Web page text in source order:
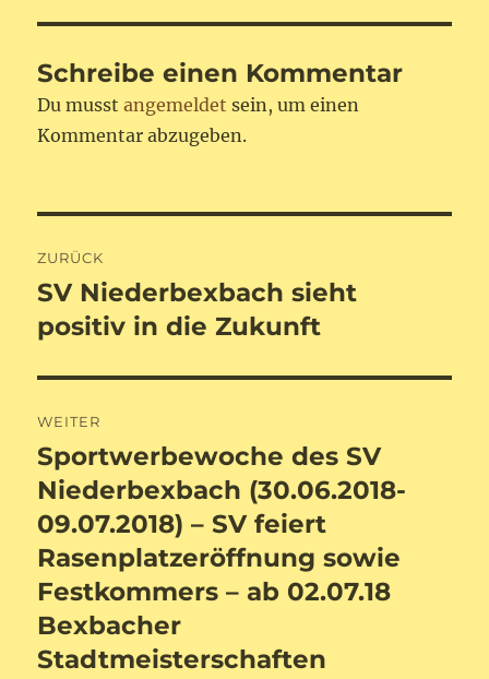
Schreibe einen Kommentar
Du musstangemeldet sein, um einen
Kommentar abzugeben.
ZURÜCK
Vorheriger
Beitrag:
SV Niederbexbach sieht
positiv in die Zukunft
WEITER
Nächster
Beitrag:
Sportwerbewoche des SV
Niederbexbach (30.06.2018-
09.07.2018) – SV feiert
Rasenplatzeröffnung sowie
Festkommers – ab 02.07.18
Bexbacher
Stadtmeisterschaften